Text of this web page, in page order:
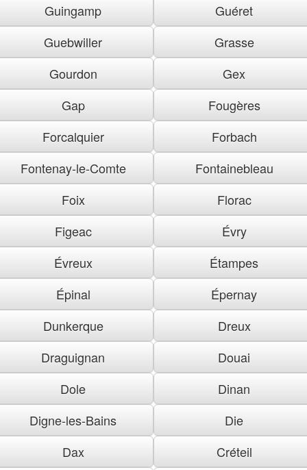
Guingamp
Guéret
Guebwiller
Grasse
Gourdon
Gex
Gap
Fougères
Forcalquier
Forbach
Fontenay-le-Comte
Fontainebleau
Foix
Florac
Figeac
Évry
Évreux
Étampes
Épinal
Épernay
Dunkerque
Dreux
Draguignan
Douai
Dole
Dinan
Digne-les-Bains
Die
Dax
Créteil